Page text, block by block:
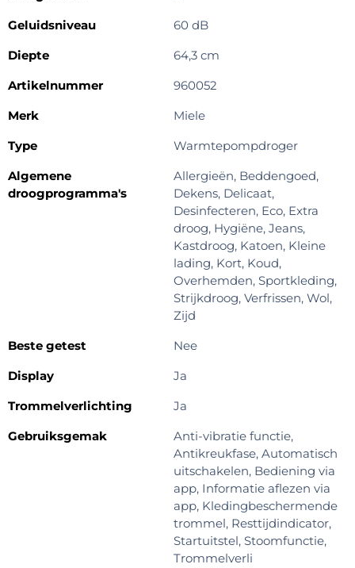
Geluidsniveau
60 dB
Diepte
64,3 cm
Artikelnummer
960052
Merk
Miele
Type
Warmtepompdroger
Algemene
droogprogramma's
Allergieën, Beddengoed,
Dekens, Delicaat,
Desinfecteren, Eco, Extra
droog, Hygiëne, Jeans,
Kastdroog, Katoen, Kleine
lading, Kort, Koud,
Overhemden, Sportkleding,
Strijkdroog, Verfrissen, Wol,
Zijd
Beste getest
Nee
Display
Ja
Trommelverlichting
Ja
Gebruiksgemak
Anti-vibratie functie,
Antikreukfase, Automatisch
uitschakelen, Bediening via
app, Informatie aflezen via
app, Kledingbeschermende
trommel, Resttijdindicator,
Startuitstel, Stoomfunctie,
Trommelverli